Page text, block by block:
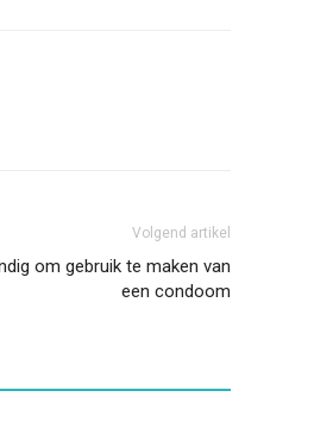
Volgend artikel
om gebruik te maken van
een condoom